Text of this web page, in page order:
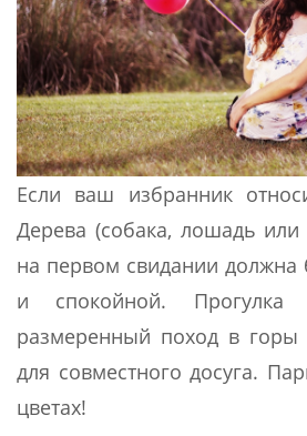
Если ваш избранник
Дерева (собака, лошадь или
на первом свидании
и спокойной.
размеренный поход в горы
для совместного досуга.
цветах!